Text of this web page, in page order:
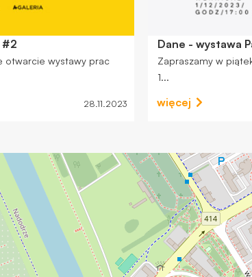
#2
otwarcie wystawy prac
28.11.2023
Dane - wystawa
Zapraszamy w
1...
więcej